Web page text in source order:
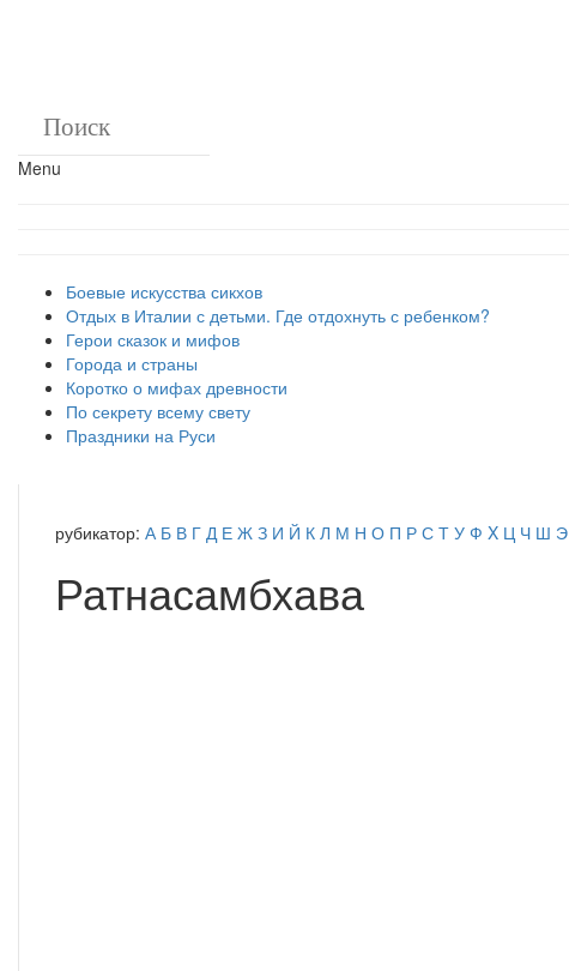
Menu
Боевые искусства сикхов
Отдых в Италии с детьми. Где отдохнуть с ребенком?
Герои сказок и мифов
Города и страны
Коротко о мифах древности
По секрету всему свету
Праздники на Руси
рубикатор: А Б В Г Д Е Ж З И Й К Л М Н О П Р С Т У Ф X Ц Ч Ш Э
Ратнасамбхава